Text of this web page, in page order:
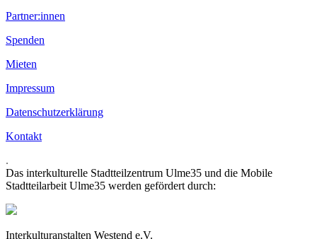
Partner:innen
Spenden
Mieten
Impressum
Datenschutzerklärung
Kontakt
.
Das interkulturelle Stadtteilzentrum Ulme35 und die Mobile
Stadtteilarbeit Ulme35 werden gefördert durch:
Interkulturanstalten Westend e.V.